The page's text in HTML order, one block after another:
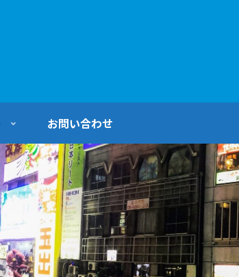
お問い合わせ